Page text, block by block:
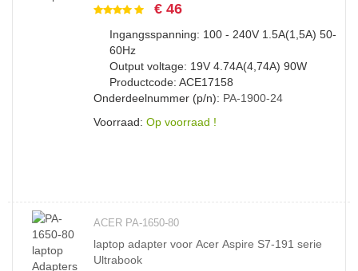
€ 46
Ingangsspanning: 100 - 240V 1.5A(1,5A) 50-
60Hz
Output voltage: 19V 4.74A(4,74A) 90W
Productcode: ACE17158
Onderdeelnummer (p/n): PA-1900-24
Voorraad: Op voorraad !
ACER PA-1650-80
laptop adapter voor Acer Aspire S7-191 serie
Ultrabook